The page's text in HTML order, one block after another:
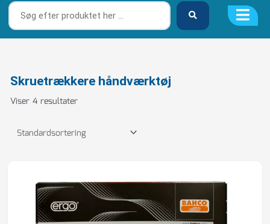
Søg
efter
produktet
Skruetrækkere håndværktøj
Viser 4 resultater